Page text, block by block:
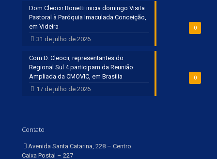
0
Dom Cleocir Bonetti inicia domingo Visita
Pastoral à Paróquia Imaculada Conceição,
em Videira
31 de julho de 2026
0
Com D. Cleocir, representantes do
Regional Sul 4 participam da Reunião
Ampliada da CMOVIC, em Brasília
17 de julho de 2026
Contato
Avenida Santa Catarina, 228 – Centro
Caixa Postal – 227